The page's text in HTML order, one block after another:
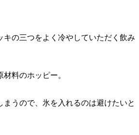
キの三つをよく冷やしていただく飲み
料のホッピー。
まうので、氷を入れるのは避けたいと